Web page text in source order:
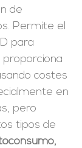
de
Permite el
para
costes
en
pero
tipos de